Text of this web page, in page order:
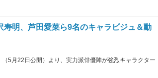
明、芦田愛菜ら9名のキャラビジュ＆動
5月22日公開）より、実力派俳優陣が強烈キャラクター